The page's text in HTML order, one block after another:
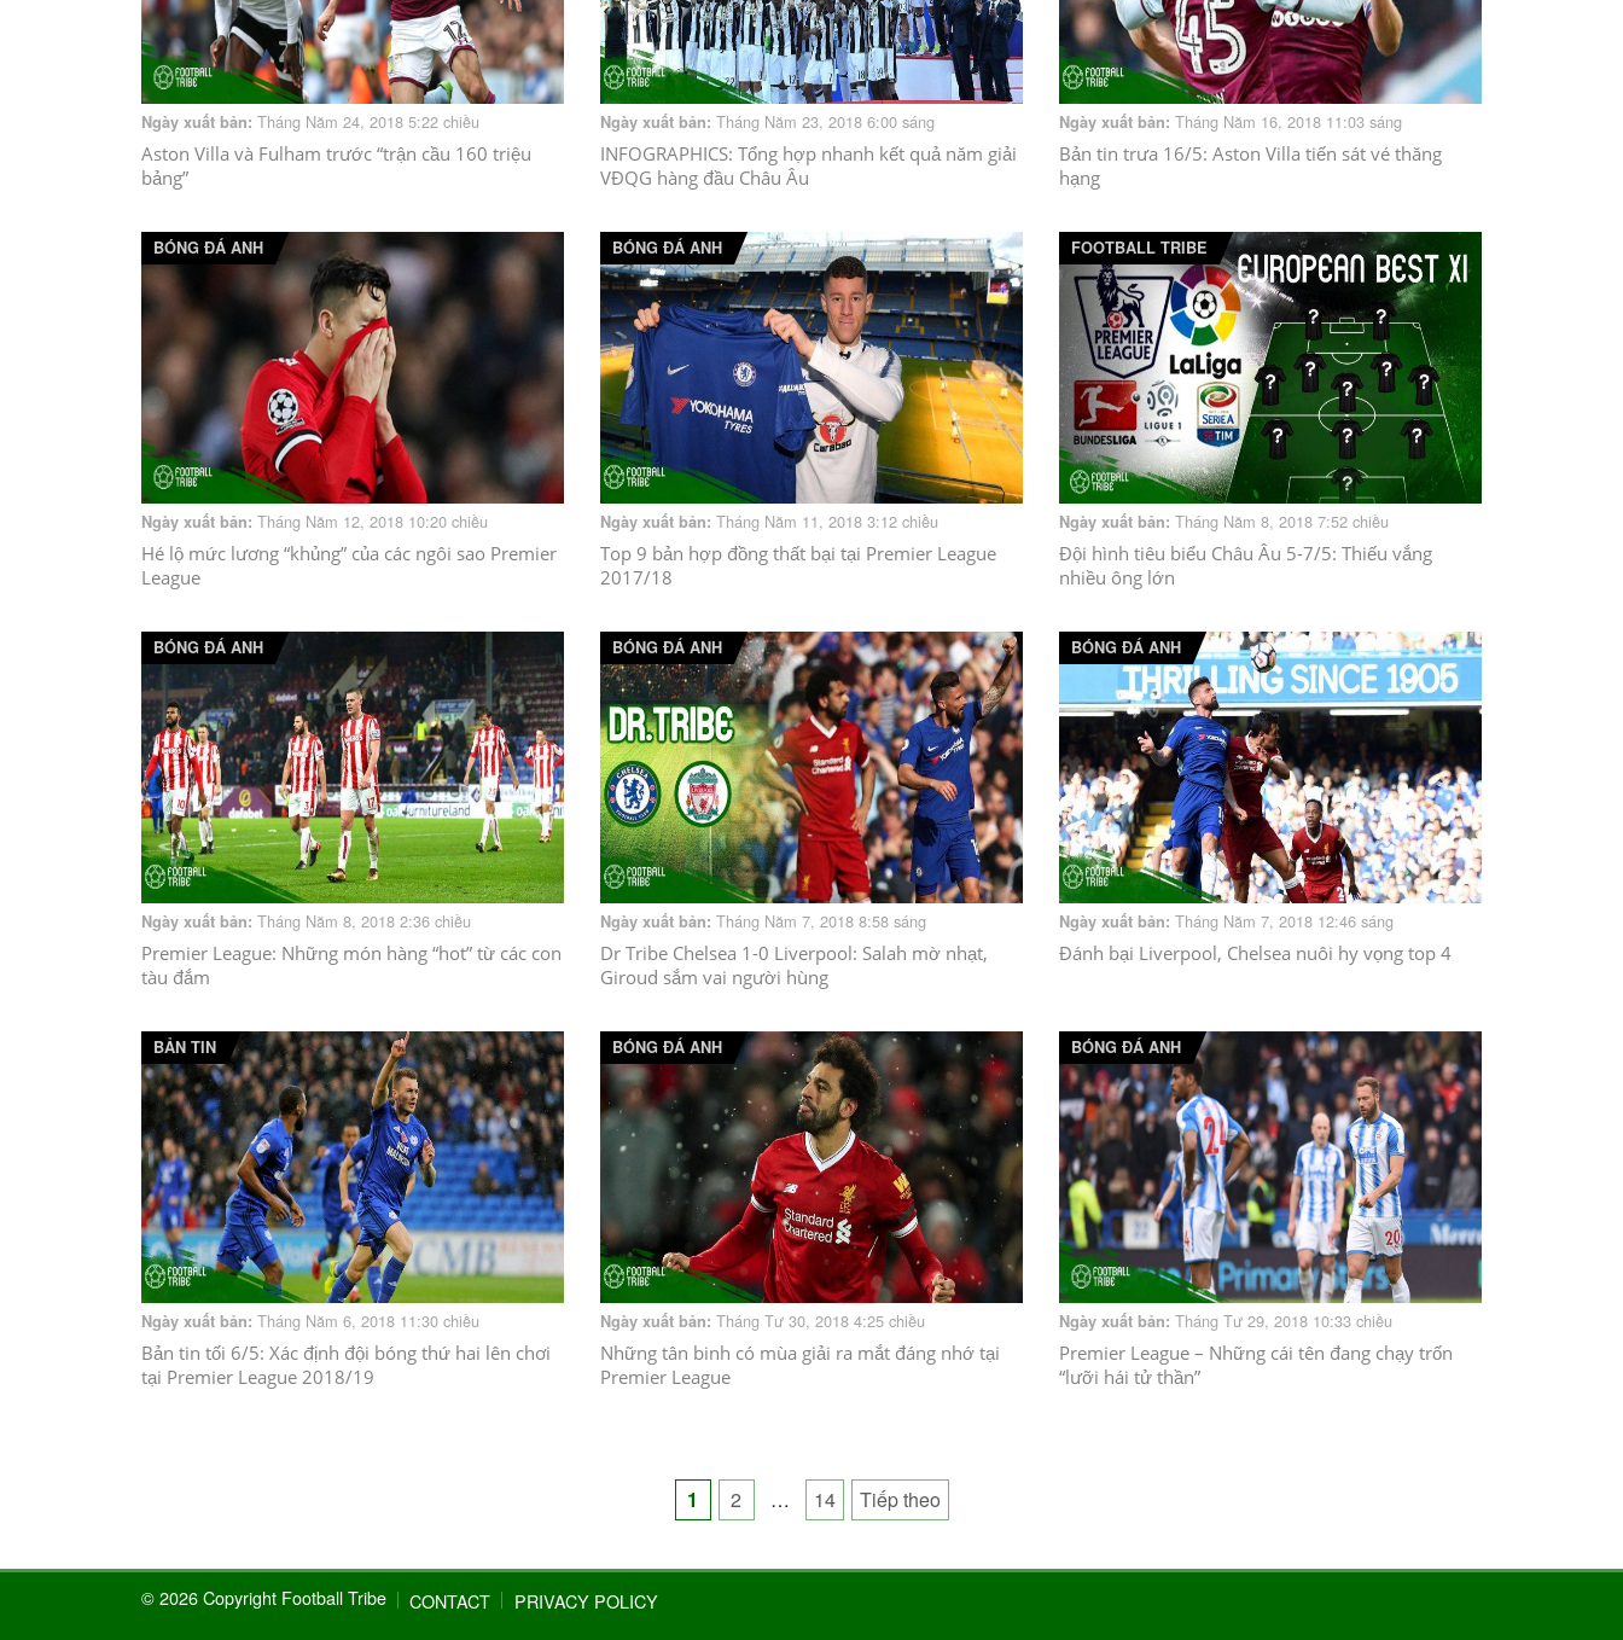
Ngày xuất bản: Tháng Năm 24, 2018 5:22 chiều
Aston Villa và Fulham trước “trận cầu 160 triệu
bảng”
Ngày xuất bản: Tháng Năm 23, 2018 6:00 sáng
INFOGRAPHICS: Tổng hợp nhanh kết quả năm giải
VĐQG hàng đầu Châu Âu
Ngày xuất bản: Tháng Năm 16, 2018 11:03 sáng
Bản tin trưa 16/5: Aston Villa tiến sát vé thăng
hạng
BÓNG ĐÁ ANH
Ngày xuất bản: Tháng Năm 12, 2018 10:20 chiều
Hé lộ mức lương “khủng” của các ngôi sao Premier
League
BÓNG ĐÁ ANH
Ngày xuất bản: Tháng Năm 11, 2018 3:12 chiều
Top 9 bản hợp đồng thất bại tại Premier League
2017/18
FOOTBALL TRIBE
Ngày xuất bản: Tháng Năm 8, 2018 7:52 chiều
Đội hình tiêu biểu Châu Âu 5-7/5: Thiếu vắng
nhiều ông lớn
BÓNG ĐÁ ANH
Ngày xuất bản: Tháng Năm 8, 2018 2:36 chiều
Premier League: Những món hàng “hot” từ các con
tàu đắm
BÓNG ĐÁ ANH
Ngày xuất bản: Tháng Năm 7, 2018 8:58 sáng
Dr Tribe Chelsea 1-0 Liverpool: Salah mờ nhạt,
Giroud sắm vai người hùng
BÓNG ĐÁ ANH
Ngày xuất bản: Tháng Năm 7, 2018 12:46 sáng
Đánh bại Liverpool, Chelsea nuôi hy vọng top 4
BẢN TIN
Ngày xuất bản: Tháng Năm 6, 2018 11:30 chiều
Bản tin tối 6/5: Xác định đội bóng thứ hai lên chơi
tại Premier League 2018/19
BÓNG ĐÁ ANH
Ngày xuất bản: Tháng Tư 30, 2018 4:25 chiều
Những tân binh có mùa giải ra mắt đáng nhớ tại
Premier League
BÓNG ĐÁ ANH
Ngày xuất bản: Tháng Tư 29, 2018 10:33 chiều
Premier League – Những cái tên đang chạy trốn
“lưỡi hái tử thần”
Posts
pagination
1 2 … 14 Tiếp theo
© 2026 Copyright Football Tribe CONTACT PRIVACY POLICY